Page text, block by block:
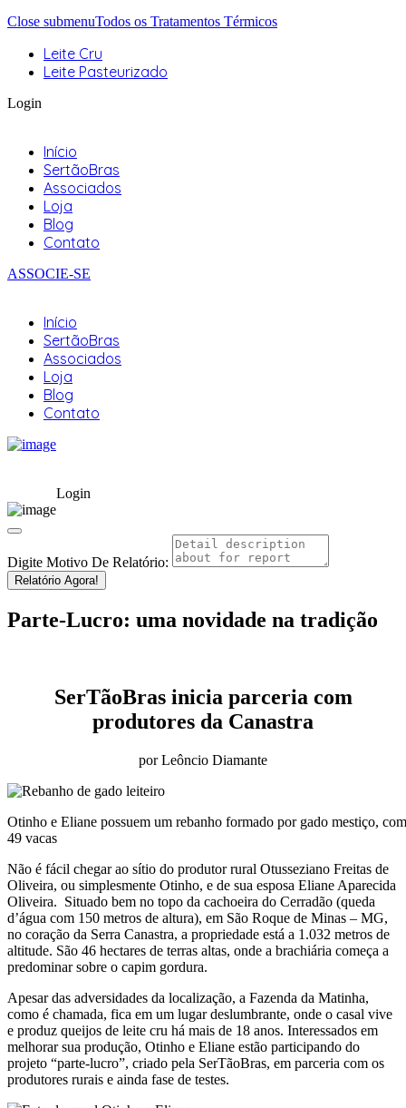
Close submenuTodos os Tratamentos Térmicos
Leite Cru
Leite Pasteurizado
Login
Início
SertãoBras
Associados
Loja
Blog
Contato
ASSOCIE-SE
Início
SertãoBras
Associados
Loja
Blog
Contato
Login
Digite Motivo De Relatório:
Relatório Agora!
Parte-Lucro: uma novidade na tradição
SerTãoBras inicia parceria com
produtores da Canastra
por Leôncio Diamante
Otinho e Eliane possuem um rebanho formado por gado mestiço,
49 vacas
Não é fácil chegar ao sítio do produtor rural Otusseziano Freitas de
Oliveira, ou simplesmente Otinho, e de sua esposa Eliane Aparecida
Oliveira. Situado bem no topo da cachoeira do Cerradão (queda
d’água com 150 metros de altura), em São Roque de Minas – MG,
no coração da Serra Canastra, a propriedade está a 1.032 metros de
altitude. São 46 hectares de terras altas, onde a brachiária começa a
predominar sobre o capim gordura.
Apesar das adversidades da localização, a Fazenda da Matinha,
como é chamada, fica em um lugar deslumbrante, onde o casal vive
e produz queijos de leite cru há mais de 18 anos. Interessados em
melhorar sua produção, Otinho e Eliane estão participando do
projeto “parte-lucro”, criado pela SerTãoBras, em parceria com os
produtores rurais e ainda fase de testes.